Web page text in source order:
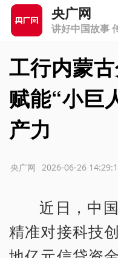
央广网
讲好中国故事
工行内蒙
赋能“小巨
产力
2026-06-26
央广网
近日，中
精准对接科技